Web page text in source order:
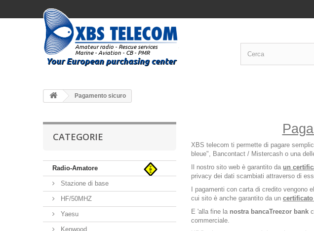
Pagamento sicuro
CATEGORIE
Radio-Amatore
Stazione di base
HF/50MHZ
Yaesu
Kenwood
XBS telecom ti permette di pagare
bleue", Bancontact / Mistercash o una
Il nostro sito web è garantito da un
privacy dei dati scambiati attraverso di
I pagamenti con carta di credito vengono
cui sito è anche garantito da un
E 'alla fine la nostra bancaTreezor bank
commerciale.